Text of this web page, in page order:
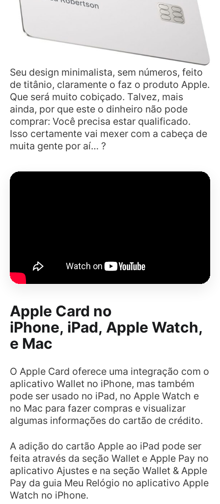
Seu design minimalista, sem números, feito
de titânio, claramente o faz o produto Apple.
Que será muito cobiçado. Talvez, mais
ainda, por que este o dinheiro não pode
comprar: Você precisa estar qualificado.
Isso certamente vai mexer com a cabeça de
muita gente por aí… ?
Apple Card no
iPhone, iPad, Apple Watch,
e Mac
O Apple Card oferece uma integração com o
aplicativo Wallet no iPhone, mas também
pode ser usado no iPad, no Apple Watch e
no Mac para fazer compras e visualizar
algumas informações do cartão de crédito.
A adição do cartão Apple ao iPad pode ser
feita através da seção Wallet e Apple Pay no
aplicativo Ajustes e na seção Wallet & Apple
Pay da guia Meu Relógio no aplicativo Apple
Watch no iPhone.